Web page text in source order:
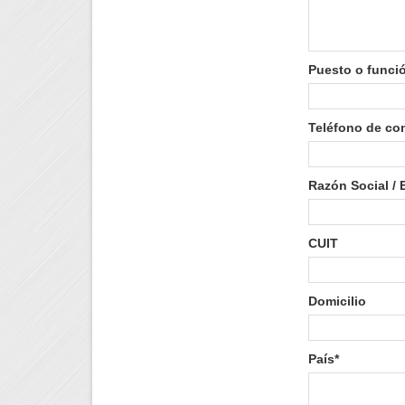
Puesto o
Teléfono de
Razón Social /
CUIT
Domicilio
País*